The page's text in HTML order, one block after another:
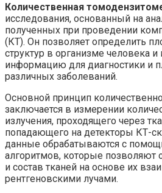
Количественная
исследования, основанный на
полученных при проведении
(КТ). Он позволяет определить
структур в организме человека и
информацию для диагностики и
различных заболеваний.
Основной принцип
заключается в измерении
излучения, проходящего через
попадающего на детекторы КТ-
данные обрабатываются с
алгоритмов, которые позволяют
и состав тканей на основе их
рентгеновскими лучами.